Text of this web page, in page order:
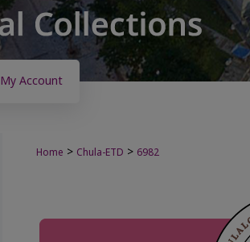
My Account
Home > Chula-ETD > 6982